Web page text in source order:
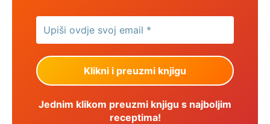
Jednim klikom preuzmi knjigu s najboljim
receptima!